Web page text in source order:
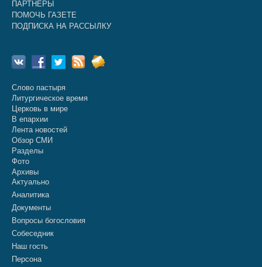
ПАРТНЕРЫ
ПОМОЧЬ ГАЗЕТЕ
ПОДПИСКА НА РАССЫЛКУ
Слово пастыря
Литургическое время
Церковь в мире
В епархии
Лента новостей
Обзор СМИ
Разделы
Фото
Архивы
Актуально
Аналитика
Документы
Вопросы богословия
Собеседник
Наш гость
Персона